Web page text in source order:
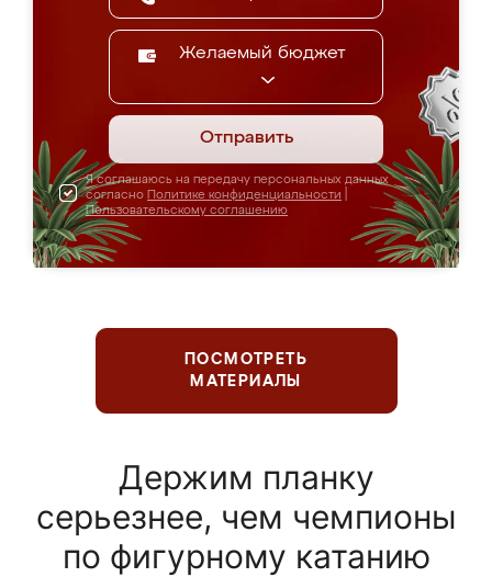
Желаемый бюджет
Отправить
Я соглашаюсь на передачу персональных данных
согласно Политике конфиденциальности
Пользовательскому соглашению
ПОСМОТРЕТЬ
МАТЕРИАЛЫ
Держим планку
серьезнее, чем чемпионы
по фигурному катанию